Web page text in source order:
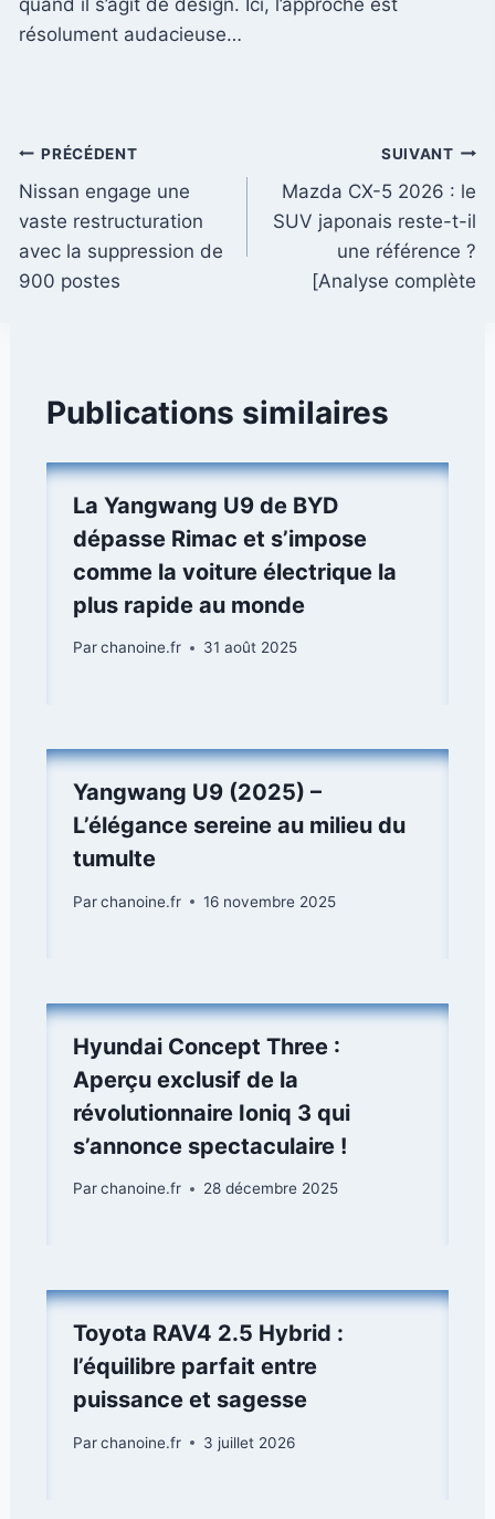
résolument audacieuse…
Navigation
de
l’article
PRÉCÉDENT
Nissan engage une
vaste restructuration
avec la suppression de
900 postes
SUIVANT
Mazda CX-5 2026 : le
SUV japonais reste-t-il
une référence ?
[Analyse complète
Publications similaires
La Yangwang U9 de BYD
dépasse Rimac et s’impose
comme la voiture électrique la
plus rapide au monde
Parchanoine.fr 31 août 2025
Yangwang U9 (2025) –
L’élégance sereine au milieu du
tumulte
Parchanoine.fr 16 novembre 2025
Hyundai Concept Three :
Aperçu exclusif de la
révolutionnaire Ioniq 3 qui
s’annonce spectaculaire !
Parchanoine.fr 28 décembre 2025
Toyota RAV4 2.5 Hybrid :
l’équilibre parfait entre
puissance et sagesse
Parchanoine.fr 3 juillet 2026